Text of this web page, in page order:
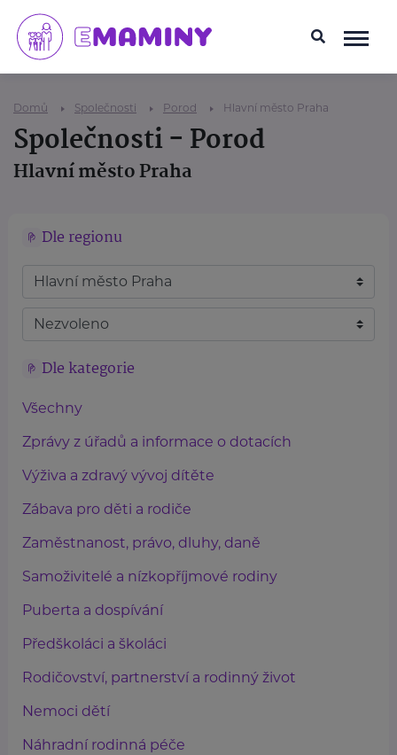
Domů Společnosti Porod Hlavní město Praha
Společnosti - Porod
Hlavní město Praha
Dle regionu
Dle kategorie
Všechny
Zprávy z úřadů a informace o dotacích
Výživa a zdravý vývoj dítěte
Zábava pro děti a rodiče
Zaměstnanost, právo, dluhy, daně
Samoživitelé a nízkopříjmové rodiny
Puberta a dospívání
Předškoláci a školáci
Rodičovství, partnerství a rodinný život
Nemoci dětí
Náhradní rodinná péče